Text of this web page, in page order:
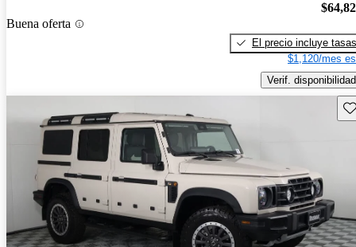
Buena oferta
El precio incluye tasas
$1,120/mes
Verif. disponibilidad